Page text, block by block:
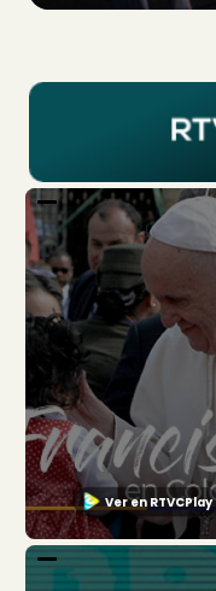
Ver en RTVCPlay